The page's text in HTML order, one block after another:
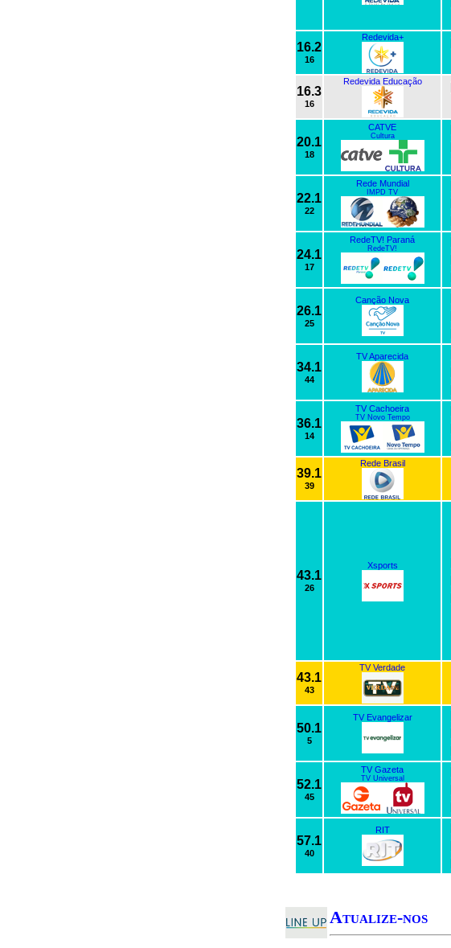
16.2
16
Redevida+
16.3
16
Redevida Educação
20.1
18
CATVE
Cultura
22.1
22
Rede Mundial
IMPD TV
24.1
17
RedeTV! Paraná
RedeTV!
26.1
25
Canção Nova
34.1
44
TV Aparecida
36.1
14
TV Cachoeira
TV Novo Tempo
39.1
39
Rede Brasil
43.1
26
Xsports
43.1
43
TV Verdade
50.1
5
TV Evangelizar
52.1
45
TV Gazeta
TV Universal
57.1
40
RIT
Atualize-nos